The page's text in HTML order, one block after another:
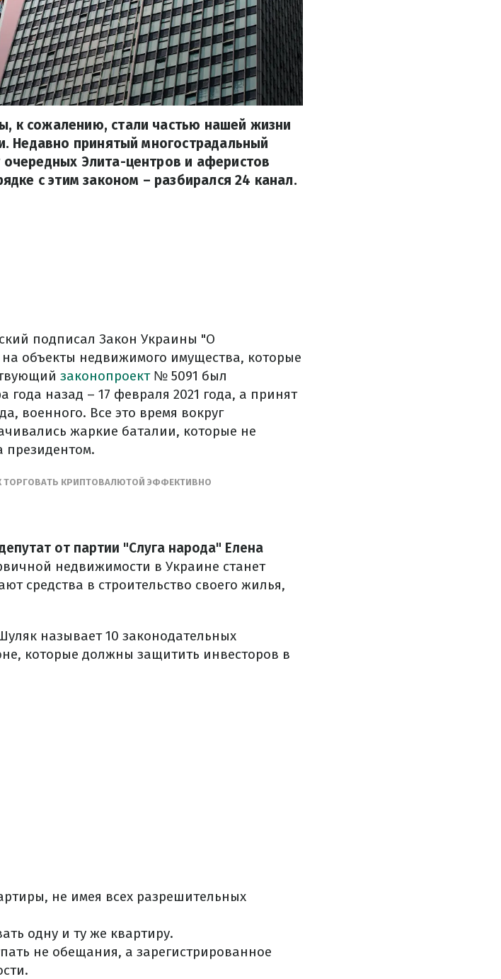
к сожалению, стали частью нашей жизни
Недавно принятый многострадальный
Элита-центров и аферистов
с этим законом – разбирался 24 канал.
подписал Закон Украины "О
объекты недвижимого имущества, которые
законопроект № 5091 был
года назад – 17 февраля 2021 года, а принят
военного. Все это время вокруг
жаркие баталии, которые не
президентом.
ТОРГОВАТЬ КРИПТОВАЛЮТОЙ ЭФФЕКТИВНО
от партии "Слуга народа" Елена
недвижимости в Украине станет
средства в строительство своего жилья,
называет 10 законодательных
которые должны защитить инвесторов в
не имея всех разрешительных
одну и ту же квартиру.
не обещания, а зарегистрированное